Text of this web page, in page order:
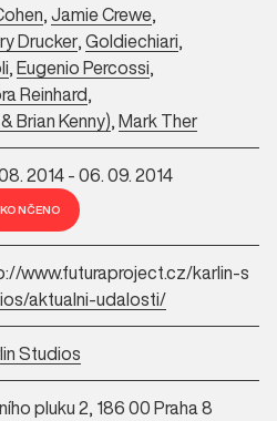
,Jamie Crewe,
Drucker,Goldiechiari,
,Eugenio Percossi,
Reinhard,
Brian Kenny),Mark Ther
2014 - 06. 09. 2014
www.futuraproject.cz/karlin-s
aktualni-udalosti/
Studios
pluku 2, 186 00 Praha 8